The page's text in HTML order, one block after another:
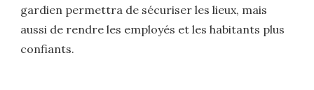
gardien permettra de sécuriser les lieux, mais
aussi de rendre les employés et les habitants plus
confiants.